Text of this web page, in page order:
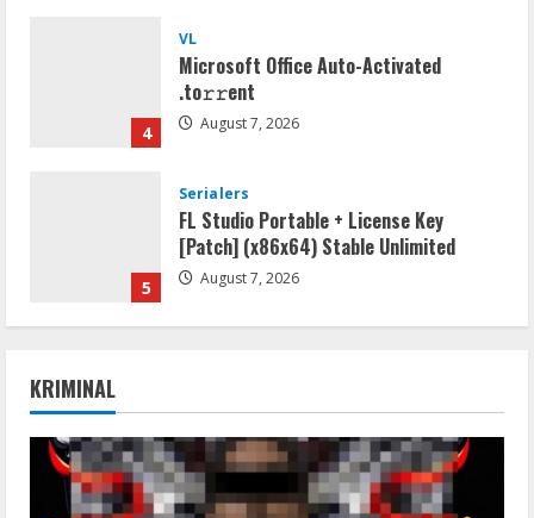
4
VL
Microsoft Office Auto-Activated
.tо𝚛𝚛еnt
August 7, 2026
5
Serialers
FL Studio Portable + License Key
[Patch] (x86x64) Stable Unlimited
August 7, 2026
1
Hangus Dilalap Api
August 7, 2026
Serialers
KRIMINAL